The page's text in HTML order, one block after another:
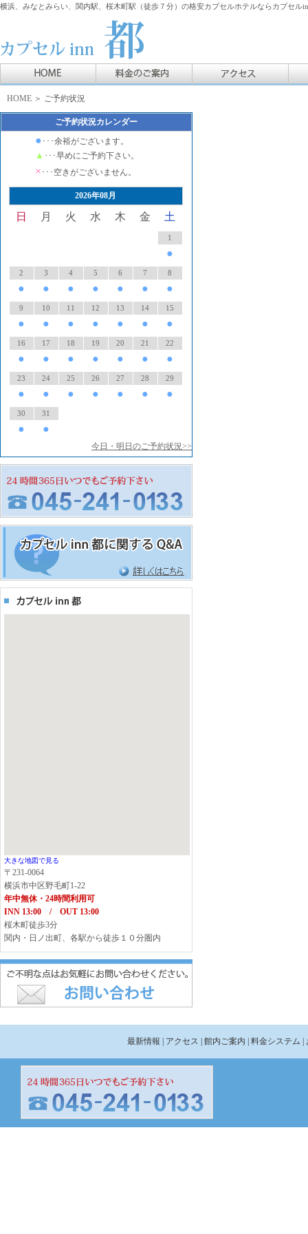
横浜、みなとみらい、関内駅、桜木町駅（徒歩７分）の格安カプセルホテルならカプセル
HOME ＞ ご予約状況
ご予約状況カレンダー
● ･･･余裕がございます。
▲ ･･･早めにご予約下さい。
× ･･･空きがございません。
2026年08月
日 月 火 水 木 金 土
1
●
2
●
3
●
4
●
5
●
6
●
7
●
8
●
9
●
10
●
11
●
12
●
13
●
14
●
15
●
16
●
17
●
18
●
19
●
20
●
21
●
22
●
23
●
24
●
25
●
26
●
27
●
28
●
29
●
30
●
31
●
今日・明日のご予約状況>>
大きな地図で見る
〒231-0064
横浜市中区野毛町1-22
年中無休・24時間利用可
INN 13:00 / OUT 13:00
桜木町徒歩3分
関内・日ノ出町、各駅から徒歩１０分圏内
最新情報 | アクセス | 館内ご案内 | 料金システム